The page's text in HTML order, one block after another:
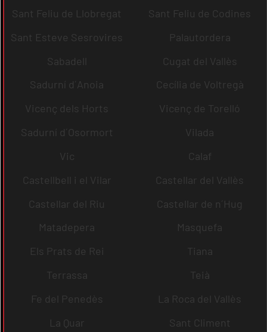
Sant Feliu de Llobregat
Sant Feliu de Codines
Sant Esteve Sesrovires
Palautordera
Sabadell
Cugat del Vallès
Sadurní d´Anoia
Cecília de Voltregà
Vicenç dels Horts
Vicenç de Torelló
Sadurní d´Osormort
Vilada
Vic
Calaf
Castellbell i el Vilar
Castellar del Vallès
Castellar del Riu
Castellar de n´Hug
Matadepera
Masquefa
Els Prats de Rei
Tiana
Terrassa
Teià
Fe del Penedès
La Roca del Vallès
La Quar
Sant Climent